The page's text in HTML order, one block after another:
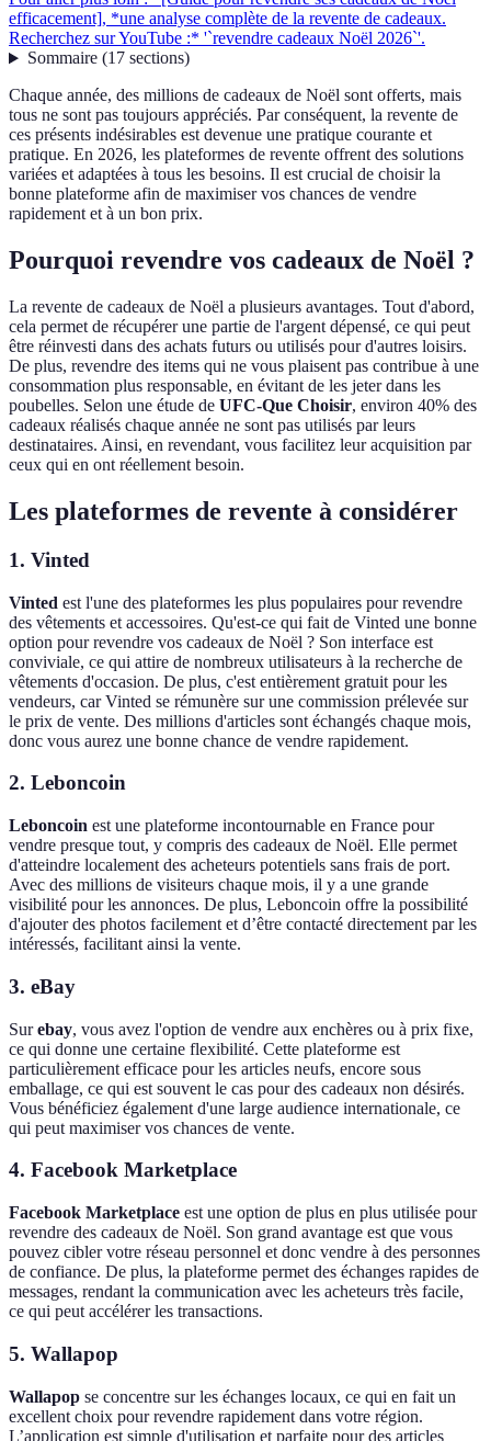
efficacement], *une analyse complète de la revente de cadeaux.
Recherchez sur YouTube :* '`revendre cadeaux Noël 2026`'.
Sommaire(17 sections)
Chaque année, des millions de cadeaux de Noël sont offerts, mais
tous ne sont pas toujours appréciés. Par conséquent, la revente de
ces présents indésirables est devenue une pratique courante et
pratique. En 2026, les plateformes de revente offrent des solutions
variées et adaptées à tous les besoins. Il est crucial de choisir la
bonne plateforme afin de maximiser vos chances de vendre
rapidement et à un bon prix.
Pourquoi revendre vos cadeaux de Noël ?
La revente de cadeaux de Noël a plusieurs avantages. Tout d'abord,
cela permet de récupérer une partie de l'argent dépensé, ce qui peut
être réinvesti dans des achats futurs ou utilisés pour d'autres loisirs.
De plus, revendre des items qui ne vous plaisent pas contribue à une
consommation plus responsable, en évitant de les jeter dans les
poubelles. Selon une étude de UFC-Que Choisir, environ 40% des
cadeaux réalisés chaque année ne sont pas utilisés par leurs
destinataires. Ainsi, en revendant, vous facilitez leur acquisition par
ceux qui en ont réellement besoin.
Les plateformes de revente à considérer
1. Vinted
Vinted est l'une des plateformes les plus populaires pour revendre
des vêtements et accessoires. Qu'est-ce qui fait de Vinted une bonne
option pour revendre vos cadeaux de Noël ? Son interface est
conviviale, ce qui attire de nombreux utilisateurs à la recherche de
vêtements d'occasion. De plus, c'est entièrement gratuit pour les
vendeurs, car Vinted se rémunère sur une commission prélevée sur
le prix de vente. Des millions d'articles sont échangés chaque mois,
donc vous aurez une bonne chance de vendre rapidement.
2. Leboncoin
Leboncoin est une plateforme incontournable en France pour
vendre presque tout, y compris des cadeaux de Noël. Elle permet
d'atteindre localement des acheteurs potentiels sans frais de port.
Avec des millions de visiteurs chaque mois, il y a une grande
visibilité pour les annonces. De plus, Leboncoin offre la possibilité
d'ajouter des photos facilement et d’être contacté directement par les
intéressés, facilitant ainsi la vente.
3. eBay
Surebay, vous avez l'option de vendre aux enchères ou à prix fixe,
ce qui donne une certaine flexibilité. Cette plateforme est
particulièrement efficace pour les articles neufs, encore sous
emballage, ce qui est souvent le cas pour des cadeaux non désirés.
Vous bénéficiez également d'une large audience internationale, ce
qui peut maximiser vos chances de vente.
4. Facebook Marketplace
Facebook Marketplace est une option de plus en plus utilisée pour
revendre des cadeaux de Noël. Son grand avantage est que vous
pouvez cibler votre réseau personnel et donc vendre à des personnes
de confiance. De plus, la plateforme permet des échanges rapides de
messages, rendant la communication avec les acheteurs très facile,
ce qui peut accélérer les transactions.
5. Wallapop
Wallapop se concentre sur les échanges locaux, ce qui en fait un
excellent choix pour revendre rapidement dans votre région.
L’application est simple d'utilisation et parfaite pour des articles